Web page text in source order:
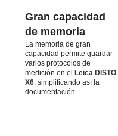
Gran capacidad
de memoria
La memoria de gran
capacidad permite guardar
varios protocolos de
medición en el Leica DISTO
X6 , simplificando así la
documentación.